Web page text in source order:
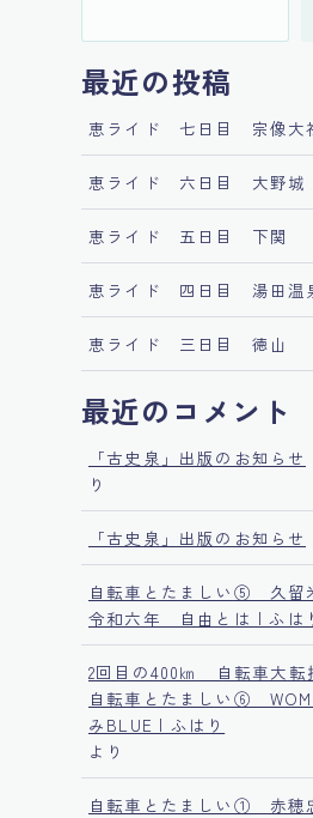
最近の投稿
恵ライド 七日目 宗像大
恵ライド 六日目 大野城
恵ライド 五日目 下関
恵ライド 四日目 湯田温
恵ライド 三日目 徳山
最近のコメント
「古史泉」出版のお知らせ
り
「古史泉」出版のお知らせ
自転車とたましい⑤ 久留
令和六年 自由とは | ふは
2回目の400㎞ 自転車大転
自転車とたましい⑥
みBLUE | ふはり
より
自転車とたましい① 赤穂